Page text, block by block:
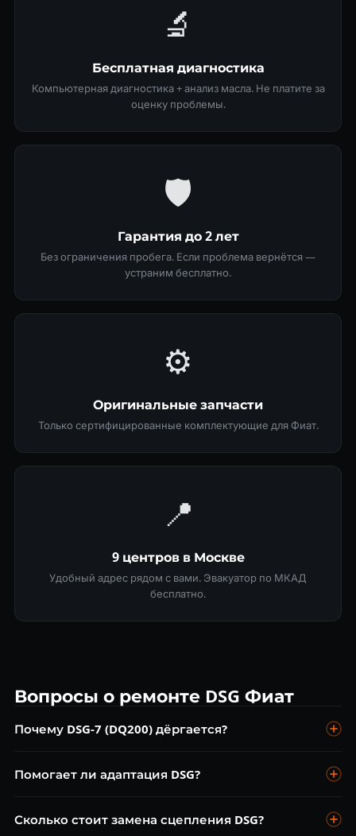
🔬
Бесплатная диагностика
Компьютерная диагностика + анализ масла. Не платите за
оценку проблемы.
🛡
Гарантия до 2 лет
Без ограничения пробега. Если проблема вернётся —
устраним бесплатно.
⚙️
Оригинальные запчасти
Только сертифицированные комплектующие для Фиат.
📍
9 центров в Москве
Удобный адрес рядом с вами. Эвакуатор по МКАД
бесплатно.
Вопросы о ремонте DSG Фиат
Почему DSG-7 (DQ200) дёргается?
мехатроника, устаревшая прошивка или неправильное
Помогает ли адаптация DSG?
ремонта коробках. Процедура занимает 2–3 часа и стоит
Сколько стоит замена сцепления DSG?